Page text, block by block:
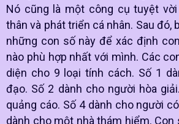
Nó cũng là một công cụ tuyệt
thân và phát triển cá nhân. Sau đó,
những con số này để xác định
nào phù hợp nhất với mình. Các
diện cho 9 loại tính cách. Số 1
đạo. Số 2 dành cho người hòa
quảng cáo. Số 4 dành cho người
dành cho một nhà thám hiểm.